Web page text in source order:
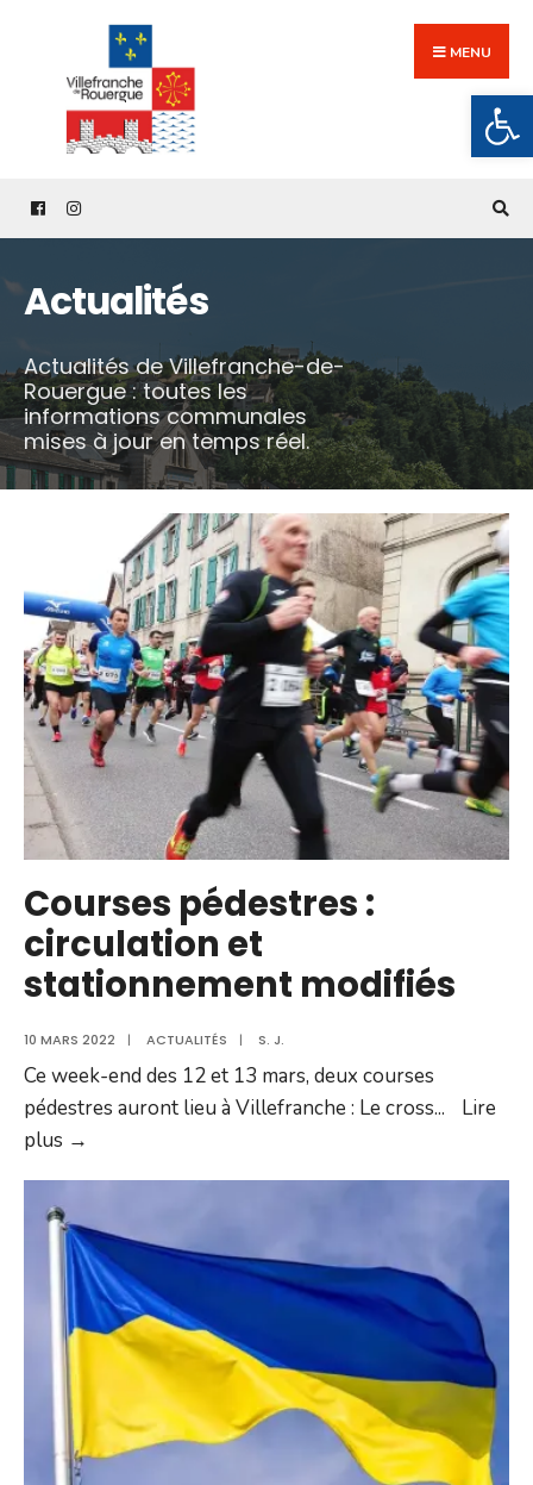
content
MENU
Actualités
Actualités de Villefranche-de-
Rouergue : toutes les
informations communales
mises à jour en temps réel.
Courses pédestres :
circulation et
stationnement modifiés
10 MARS 2022 | ACTUALITÉS | S. J.
Ce week-end des 12 et 13 mars, deux courses
pédestres auront lieu à Villefranche : Le cross...
Lire
plus →
et
stationnement
modifiés